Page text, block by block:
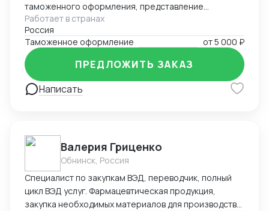
таможенного оформления, представление
интересов на таможенных постах, услуги
международной и внутрироссийской логистики. Опыт
в данной сфере с 2011г.
Работает в странах
Россия
Таможенное оформление
от5 000 ₽
Написать
ПРЕДЛОЖИТЬ ЗАКАЗ
Валерия Гриценко
Обнинск, Россия
Специалист по закупкам ВЭД, переводчик, полный
цикл ВЭД услуг. Фармацевтическая продукция,
закупка необходимых материалов для производства